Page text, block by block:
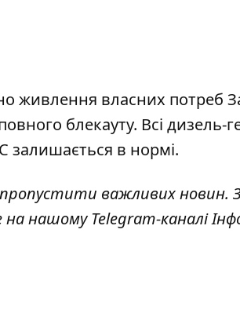
живлення власних потреб
блекауту. Всі дизель-
залишається в нормі.
важливих новин.
нашому Telegram-каналі